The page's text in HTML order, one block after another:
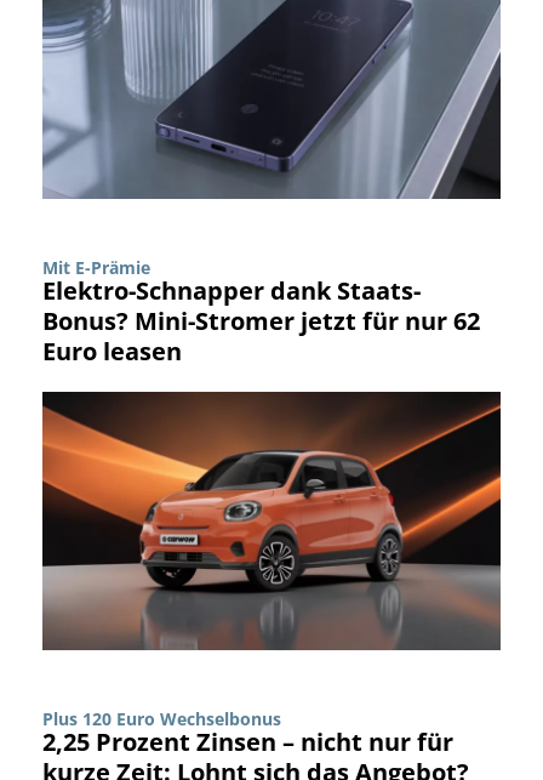
Mit E-Prämie
Elektro-Schnapper dank Staats-
Bonus? Mini-Stromer jetzt für nur 62
Euro leasen
Plus 120 Euro Wechselbonus
2,25 Prozent Zinsen – nicht nur für
kurze Zeit: Lohnt sich das Angebot?